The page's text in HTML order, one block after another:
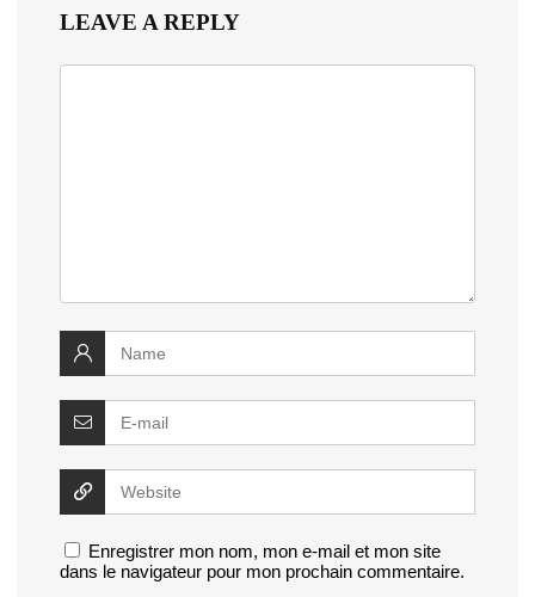
LEAVE A REPLY
Enregistrer mon nom, mon e-mail et mon site
dans le navigateur pour mon prochain commentaire.